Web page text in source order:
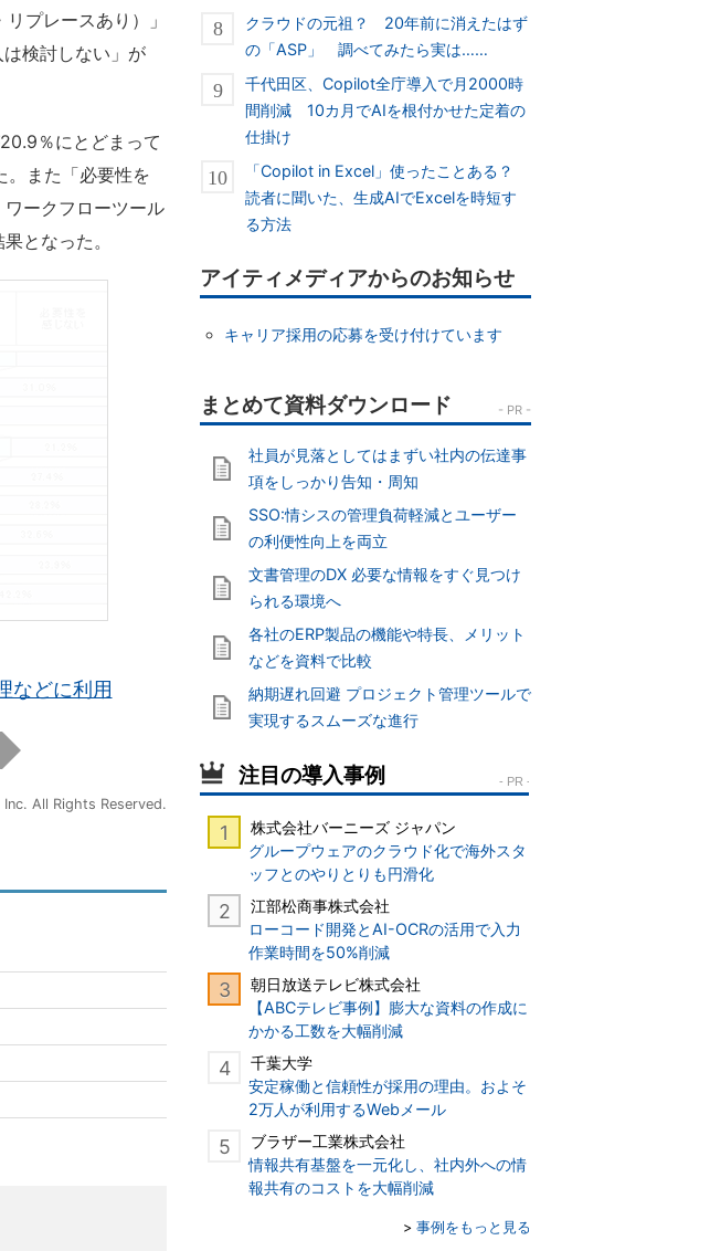
プレースあり）」
検討しない」が
％にとどまって
。また「必要性を
ークフローツール
となった。
などに利用
All Rights Reserved.
クラウドの元祖？ 20年前に消えたはず
の「ASP」 調べてみたら実は……
千代田区、Copilot全庁導入で月2000時
間削減 10カ月でAIを根付かせた定着の
仕掛け
「Copilot in Excel」使ったことある？
読者に聞いた、生成AIでExcelを時短す
る方法
アイティメディアからのお知らせ
キャリア採用の応募を受け付けています
社員が見落としてはまずい社内の伝達事
項をしっかり告知・周知
SSO:情シスの管理負荷軽減とユーザー
の利便性向上を両立
文書管理のDX 必要な情報をすぐ見つけ
られる環境へ
各社のERP製品の機能や特長、メリット
などを資料で比較
納期遅れ回避 プロジェクト管理ツールで
実現するスムーズな進行